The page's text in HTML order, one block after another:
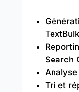
Search
Tri et